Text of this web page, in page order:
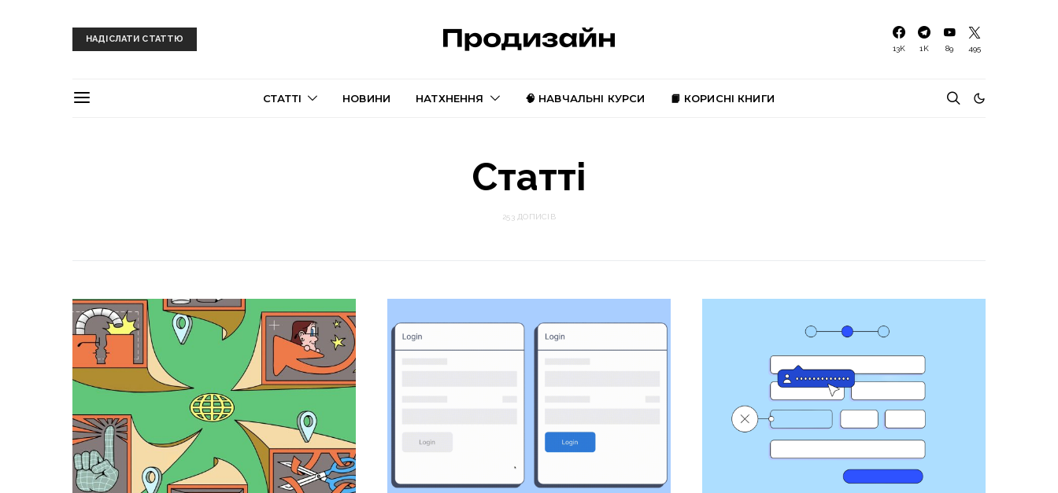
НАДІСЛАТИ СТАТТЮ
13K 1K 89 495
СТАТТІ НОВИНИ НАТХНЕННЯ 🧠 НАВЧАЛЬНІ КУРСИ 📙 КОРИСНІ КНИГИ
Статті
253 ДОПИСІВ